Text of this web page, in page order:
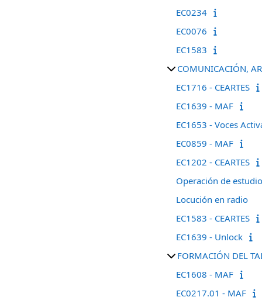
EC0234
EC0076
EC1583
COMUNICACIÓN,
EC1716 - CEARTES
EC1639 - MAF
EC1653 - Voces
EC0859 - MAF
EC1202 - CEARTES
Operación de
Locución en radio
EC1583 - CEARTES
EC1639 - Unlock
FORMACIÓN DEL
EC1608 - MAF
EC0217.01 - MAF